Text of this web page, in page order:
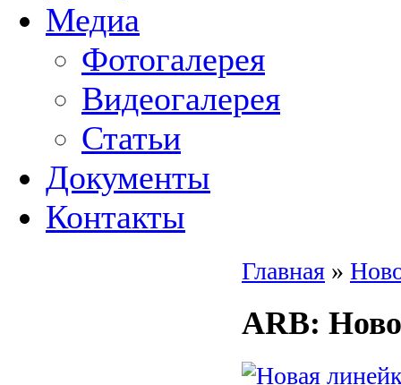
Медиа
Фотогалерея
Видеогалерея
Статьи
Документы
Контакты
Главная »
ARB: